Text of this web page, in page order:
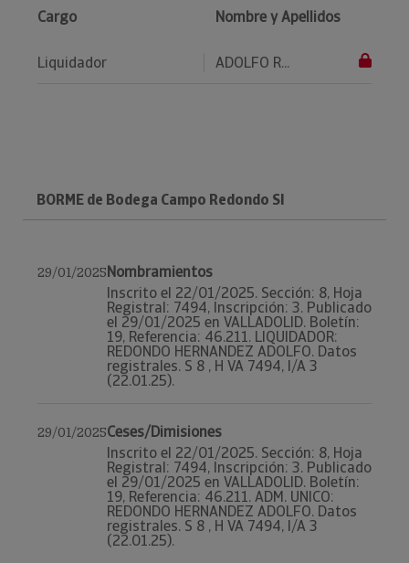
Cargo Nombre y Apellidos
Liquidador ADOLFO R...
BORME de Bodega Campo Redondo Sl
29/01/2025Nombramientos
Inscrito el 22/01/2025. Sección: 8, Hoja
Registral: 7494, Inscripción: 3. Publicado
el 29/01/2025 en VALLADOLID. Boletín:
19, Referencia: 46.211. LIQUIDADOR:
REDONDO HERNANDEZ ADOLFO. Datos
registrales. S 8 , H VA 7494, I/A 3
(22.01.25).
29/01/2025Ceses/Dimisiones
Inscrito el 22/01/2025. Sección: 8, Hoja
Registral: 7494, Inscripción: 3. Publicado
el 29/01/2025 en VALLADOLID. Boletín:
19, Referencia: 46.211. ADM. UNICO:
REDONDO HERNANDEZ ADOLFO. Datos
registrales. S 8 , H VA 7494, I/A 3
(22.01.25).